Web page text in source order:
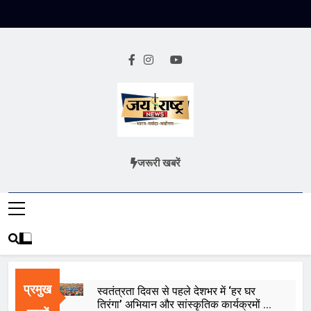
Jai Rashtra
हिंदी समाचार
जरूरी खबरें
प्रमुख
स्वतंत्रता दिवस से पहले देशभर में ‘हर घर
तिरंगा’ अभियान और सांस्कृतिक कार्यक्रमों की